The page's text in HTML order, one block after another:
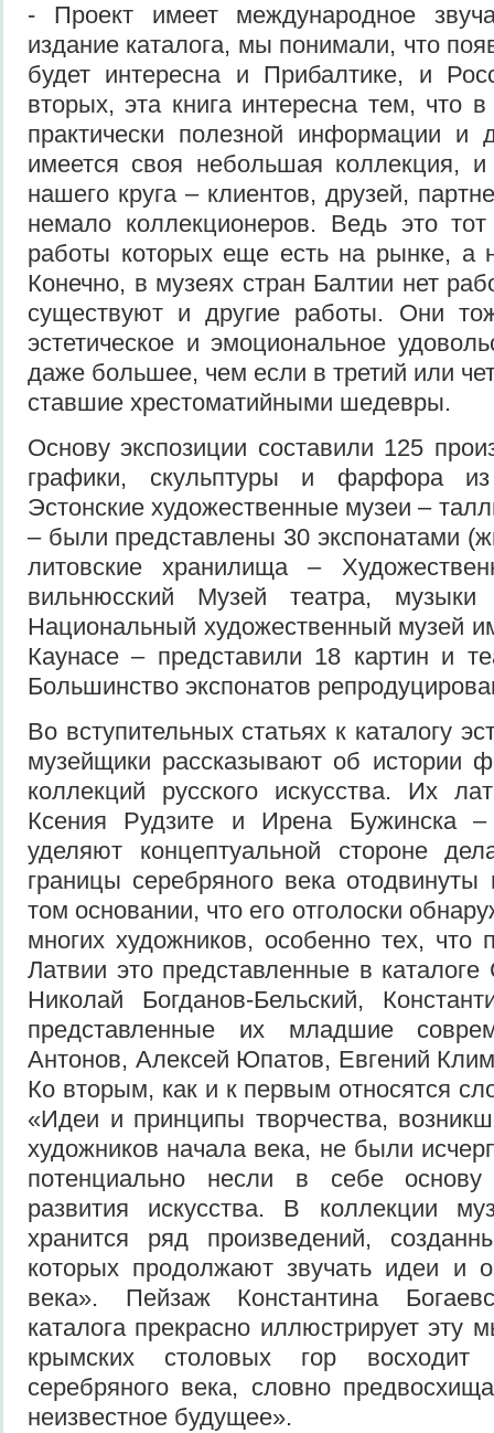
- Проект имеет международное
издание каталога, мы понимали, что
будет интересна и Прибалтике, и
вторых, эта книга интересна тем, что
практически полезной информации и
имеется своя небольшая коллекция,
нашего круга – клиентов, друзей,
немало коллекционеров. Ведь это
работы которых еще есть на рынке, а
Конечно, в музеях стран Балтии нет
существуют и другие работы. Они
эстетическое и эмоциональное
даже большее, чем если в третий или
ставшие хрестоматийными шедевры.
Основу экспозиции составили 125
графики, скульптуры и фарфора
Эстонские художественные музеи –
– были представлены 30 экспонатами
литовские хранилища –
вильнюсский Музей театра,
Национальный художественный музей
Каунасе – представили 18 картин и
Большинство экспонатов
Во вступительных статьях к каталогу
музейщики рассказывают об истории
коллекций русского искусства. Их
Ксения Рудзите и Ирена Бужинска
уделяют концептуальной стороне
границы серебряного века
том основании, что его отголоски
многих художников, особенно тех, что
Латвии это представленные в каталоге
Николай Богданов-Бельский,
представленные их младшие
Антонов, Алексей Юпатов, Евгений
Ко вторым, как и к первым относятся
«Идеи и принципы творчества,
художников начала века, не были
потенциально несли в себе
развития искусства. В коллекции
хранится ряд произведений,
которых продолжают звучать идеи и
века». Пейзаж Константина
каталога прекрасно иллюстрирует эту
крымских столовых гор восходит
серебряного века, словно
неизвестное будущее».